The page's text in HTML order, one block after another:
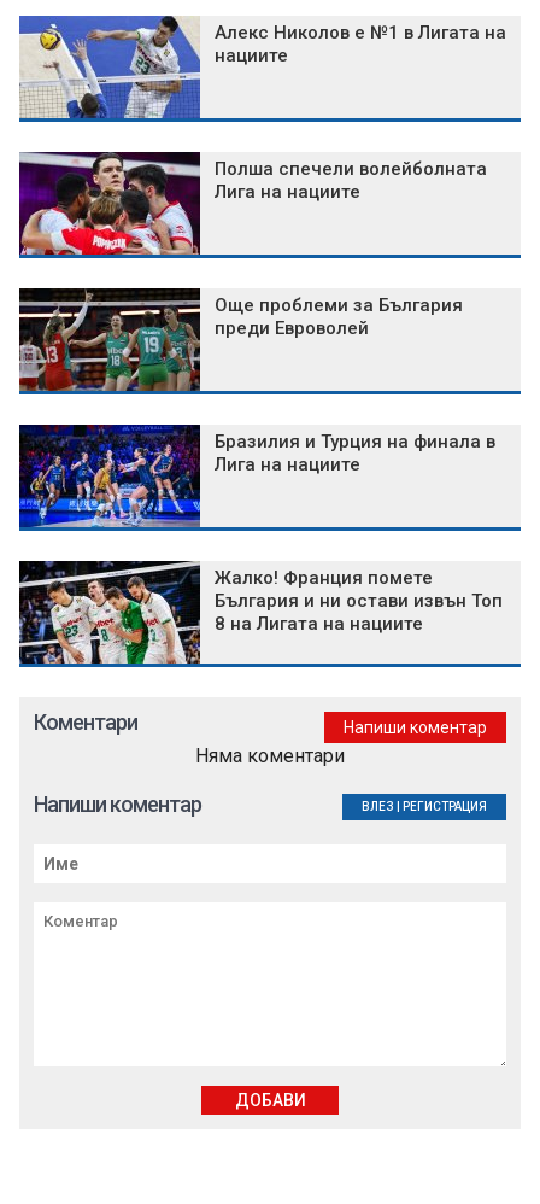
Алекс Николов е №1 в Лигата на
нациите
Полша спечели волейболната
Лига на нациите
Още проблеми за България
преди Евроволей
Бразилия и Турция на финала в
Лига на нациите
Жалко! Франция помете
България и ни остави извън Топ
8 на Лигата на нациите
Коментари Напиши коментар
Няма коментари
Напиши коментар ВЛЕЗ РЕГИСТРАЦИЯ
ДОБАВИ